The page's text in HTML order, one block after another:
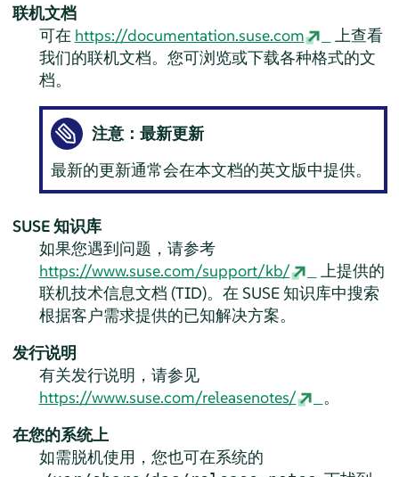
联机文档
可在 https://documentation.suse.com
上查看
我们的联机文档。您可浏览或下载各种格式的文
档。
注意：最新更新
最新的更新通常会在本文档的英文版中提供。
SUSE 知识库
如果您遇到问题，请参考
https://www.suse.com/support/kb/
上提供的
联机技术信息文档 (TID)。在 SUSE 知识库中搜索
根据客户需求提供的已知解决方案。
发行说明
有关发行说明，请参见
https://www.suse.com/releasenotes/
。
在您的系统上
如需脱机使用，您也可在系统的